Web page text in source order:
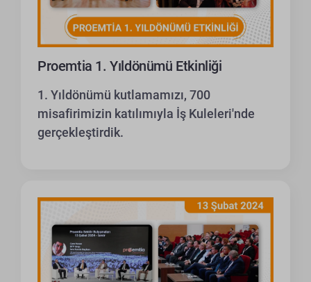
Proemtia 1. Yıldönümü Etkinliği
1. Yıldönümü kutlamamızı, 700
misafirimizin katılımıyla İş Kuleleri'nde
gerçekleştirdik.